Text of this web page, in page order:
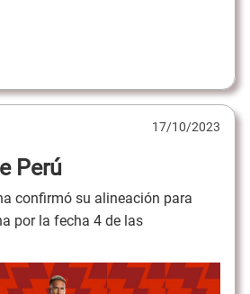
17/10/2023
Perú
confirmó su alineación para
por la fecha 4 de las